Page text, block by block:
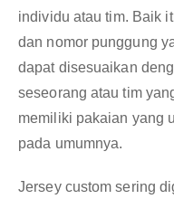
individu atau tim. Baik
dan nomor punggung
dapat disesuaikan
seseorang atau tim
memiliki pakaian yang
pada umumnya.
Jersey custom sering